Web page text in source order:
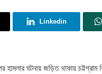
Linkedin
ঘটনায় জড়িত থাকায় চট্টগ্রাম